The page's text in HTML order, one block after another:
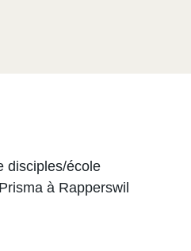
disciples/école
à Rapperswil